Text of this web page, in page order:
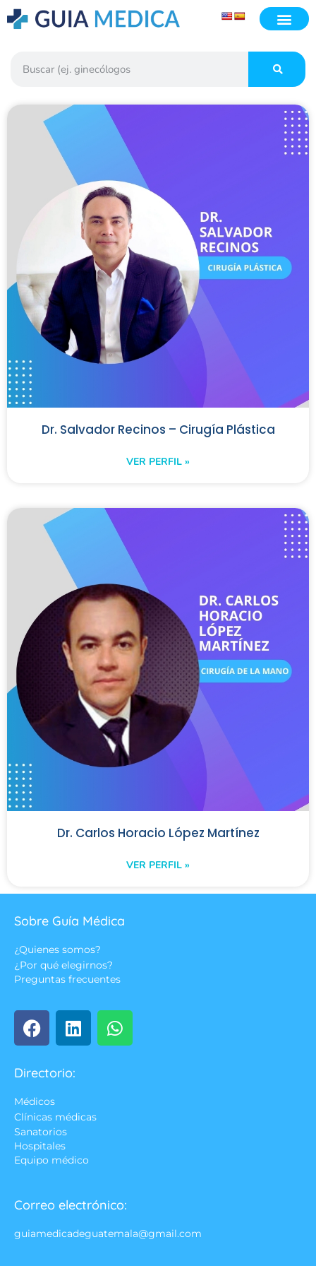
Dr. Salvador Recinos – Cirugía Plástica
VER PERFIL »
Dr. Carlos Horacio López Martínez
VER PERFIL »
Sobre Guía Médica
¿Quienes somos?
¿Por qué elegirnos?
Preguntas frecuentes
Directorio:
Médicos
Clínicas médicas
Sanatorios
Hospitales
Equipo médico
Correo electrónico:
guiamedicadeguatemala@gmail.com